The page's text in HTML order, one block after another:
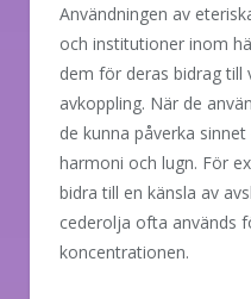
Användningen av
och institutioner inom
dem för deras bidrag till
avkoppling. När de
de kunna påverka
harmoni och lugn. För
bidra till en känsla av
cederolja ofta används
koncentrationen.